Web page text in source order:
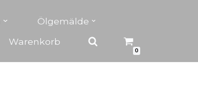
Ölgemälde
Warenkorb
0